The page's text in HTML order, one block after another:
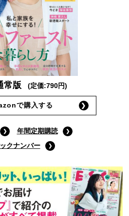
常版 (定価:790円)
で購入する
年間定期購読
クナンバー